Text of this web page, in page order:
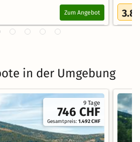
Zum Angebot 3.8
in der Umgebung
9 Tage
746 CHF
Gesamtpreis:1.492 CHF